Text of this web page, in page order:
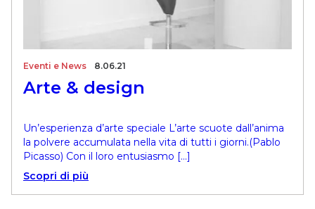
Eventi e News 8.06.21
Arte & design
Un’esperienza d’arte speciale L’arte scuote dall’anima
la polvere accumulata nella vita di tutti i giorni.(Pablo
Picasso) Con il loro entusiasmo […]
Scopri di più